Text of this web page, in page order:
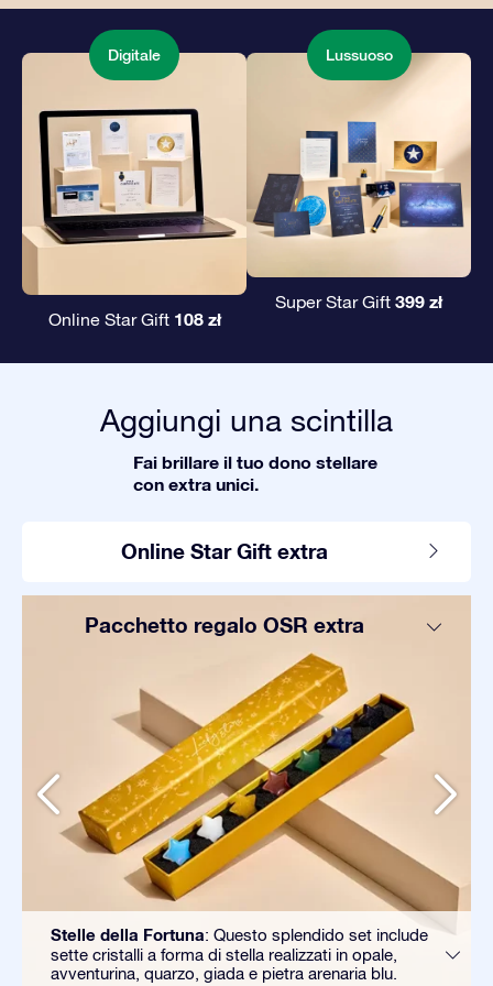
Digitale
Online Star Gift 108 zł
Lussuoso
Super Star Gift 399 zł
Aggiungi una scintilla
Fai brillare il tuo dono stellare
con extra unici.
Online Star Gift extra
Pacchetto regalo OSR extra
Stelle della Fortuna: Questo splendido set include
sette cristalli a forma di stella realizzati in opale,
avventurina, quarzo, giada e pietra arenaria blu.